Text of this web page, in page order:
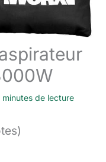
minutes de lecture